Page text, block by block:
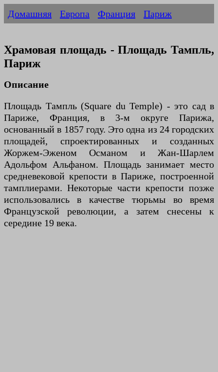
Домашняя Европа Франция Париж
Храмовая площадь - Площадь Тампль,
Париж
Описание
Площадь Тампль (Square du Temple) - это сад в
Париже, Франция, в 3-м округе Парижа,
основанный в 1857 году. Это одна из 24 городских
площадей, спроектированных и созданных
Жоржем-Эженом Османом и Жан-Шарлем
Адольфом Альфаном. Площадь занимает место
средневековой крепости в Париже, построенной
тамплиерами. Некоторые части крепости позже
использовались в качестве тюрьмы во время
Французской революции, а затем снесены к
середине 19 века.